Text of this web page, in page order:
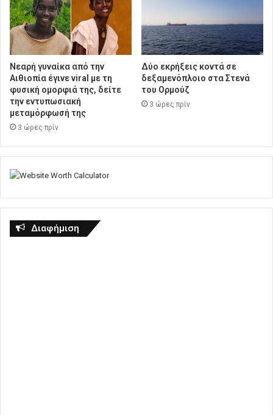
Νεαρή γυναίκα από την
Αιθιοπία έγινε viral με τη
φυσική ομορφιά της, δείτε
την εντυπωσιακή
μεταμόρφωσή της
3 ώρες πρίν
Δύο εκρήξεις κοντά σε
δεξαμενόπλοιο στα Στενά
του Ορμούζ
3 ώρες πρίν
Διαφήμιση